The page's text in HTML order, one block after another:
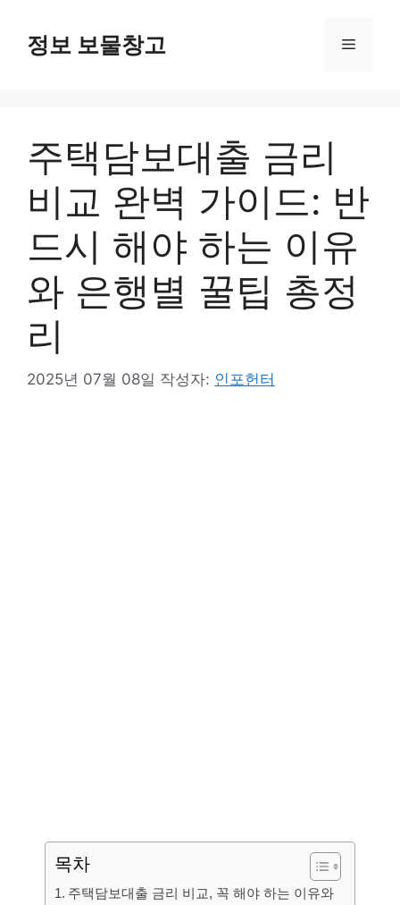
정보 보물창고 메
주택담보대출 금리
비교 완벽 가이드: 반
드시 해야 하는 이유
와 은행별 꿀팁 총정
리
2025년 07월 08일 작성자: 인포헌터
목차
주택담보대출 금리 비교, 꼭 해야 하는 이유와